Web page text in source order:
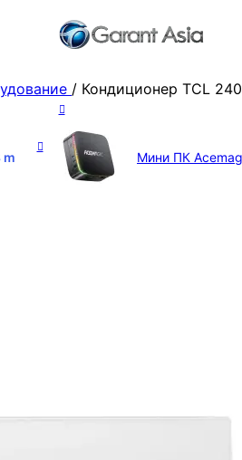
/ Кондиционер TCL
m Мини ПК